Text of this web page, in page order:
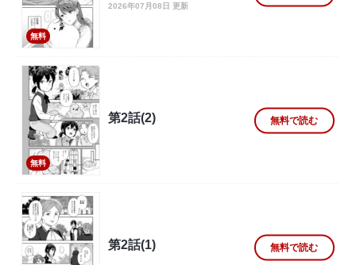
無料
2026年07月08日 更新
無料
第2話(2) 無料で読む
第2話(1) 無料で読む